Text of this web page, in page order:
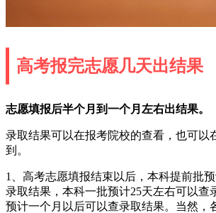
高考报完志愿几天出结果
志愿填报后半个月到一个月左右出结果。
录取结果可以在报考院校的查看，也可以
到。
1、高考志愿填报结束以后，本科提前批
录取结果，本科一批预计25天左右可以查
预计一个月以后可以查录取结果。当然，